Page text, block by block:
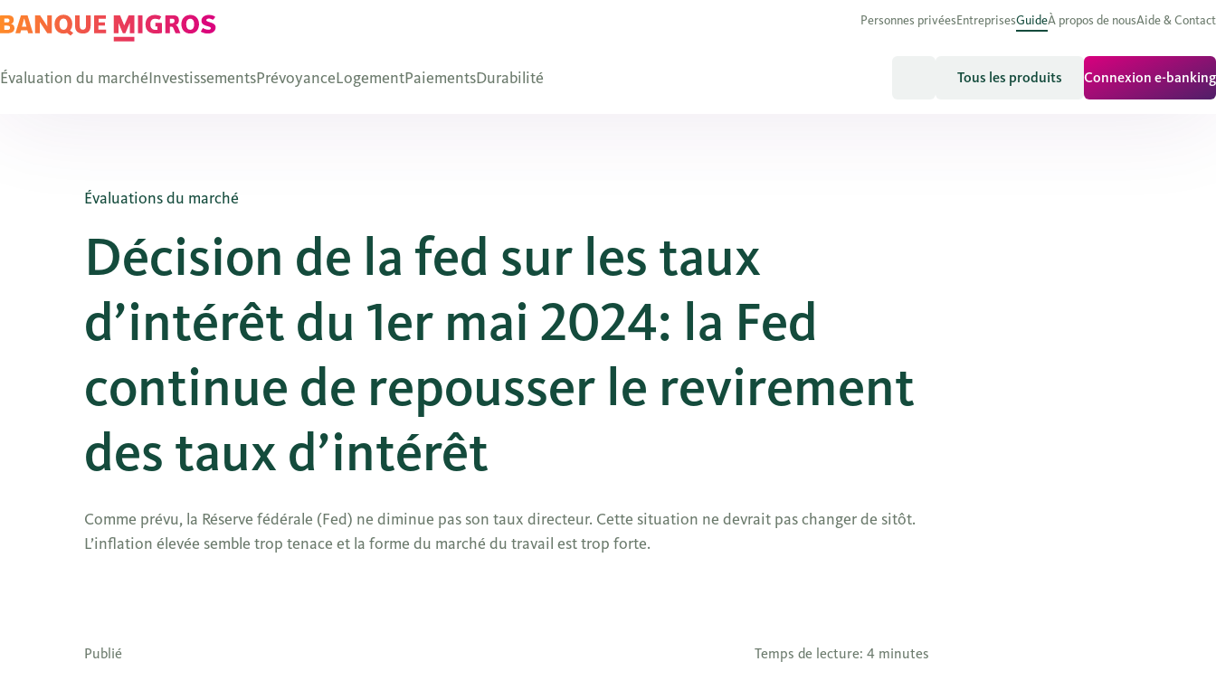
Personnes privéesEntreprisesGuideÀ propos de nousAide & Contact
Évaluation du marchéInvestissementsPrévoyanceLogementPaiementsDurabilité Tous les produits Connexion e-banking
Évaluations du marché
Décision de la fed sur les taux
d’intérêt du 1er mai 2024: la Fed
continue de repousser le revirement
des taux d’intérêt
Comme prévu, la Réserve fédérale (Fed) ne diminue pas son taux directeur. Cette situation ne devrait pas changer de sitôt.
L’inflation élevée semble trop tenace et la forme du marché du travail est trop forte.
Publié Temps de lecture: 4 minutes